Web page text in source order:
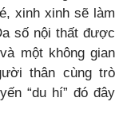
xinh xinh sẽ làm
số nội thất được
một không gian
thân cùng trò
“du hí” đó đây